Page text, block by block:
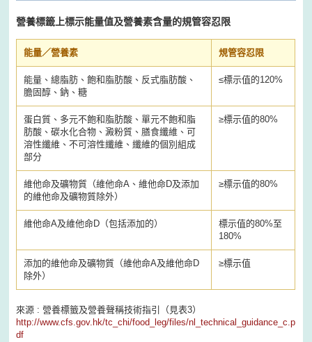
營養標籤上標示能量值及營養素含量的規管容忍限
能量／營養素 規管容忍限
能量、總脂肪、飽和脂肪酸、反式脂肪酸、
膽固醇、鈉、糖
≤標示值的120%
蛋白質、多元不飽和脂肪酸、單元不飽和脂
肪酸、碳水化合物、澱粉質、膳食纖維、可
溶性纖維、不可溶性纖維、纖維的個別組成
部分
≥標示值的80%
維他命及礦物質（維他命A、維他命D及添加
的維他命及礦物質除外）
≥標示值的80%
維他命A及維他命D（包括添加的）
標示值的80%至
180%
添加的維他命及礦物質（維他命A及維他命D
除外）
≥標示值
來源 : 營養標籤及營養聲稱技術指引（見表3）
http://www.cfs.gov.hk/tc_chi/food_leg/files/nl_technical_guidance_c.p
df